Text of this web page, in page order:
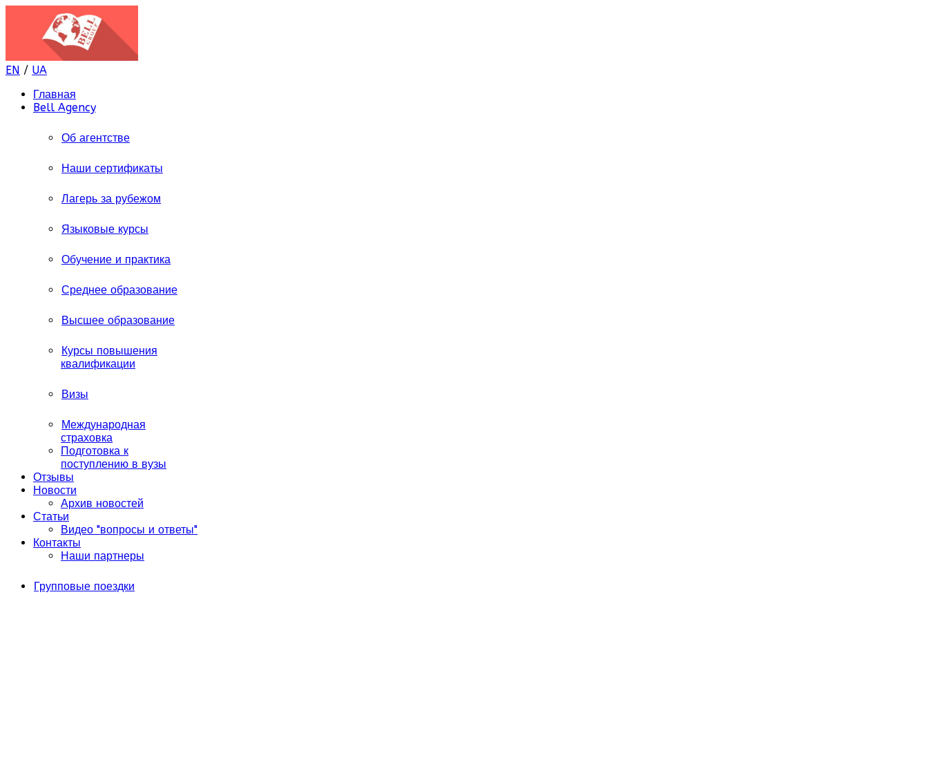
EN / UA
Главная
Bell Agency
Об агентстве
Наши сертификаты
Лагерь за рубежом
Языковые курсы
Обучение и практика
Среднее образование
Высшее образование
Курсы повышения
квалификации
Визы
Международная
страховка
Подготовка к
поступлению в вузы
Отзывы
Новости
Архив новостей
Статьи
Видео "вопросы и ответы"
Контакты
Наши партнеры
Групповые поездки